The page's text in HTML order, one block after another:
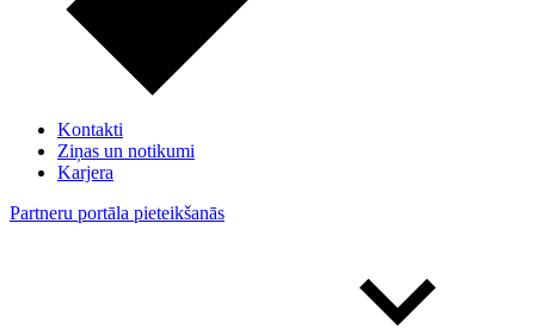
Kontakti
Ziņas un notikumi
Karjera
Partneru portāla pieteikšanās